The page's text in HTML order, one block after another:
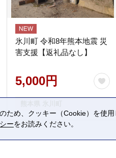
氷川町 令和8年熊本地震 災
害支援【返礼品なし】
5,000円
ため、クッキー（Cookie）を使
ーをお読みください。